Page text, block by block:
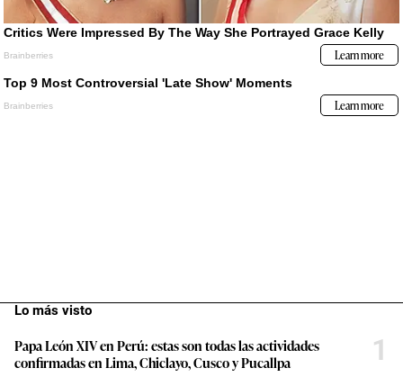
Lo más visto
Papa León XIV en Perú: estas son todas las actividades
confirmadas en Lima, Chiclayo, Cusco y Pucallpa
1